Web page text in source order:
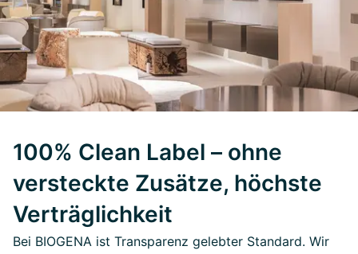
100% Clean Label – ohne
versteckte Zusätze, höchste
Verträglichkeit
Bei BIOGENA ist Transparenz gelebter Standard. Wir